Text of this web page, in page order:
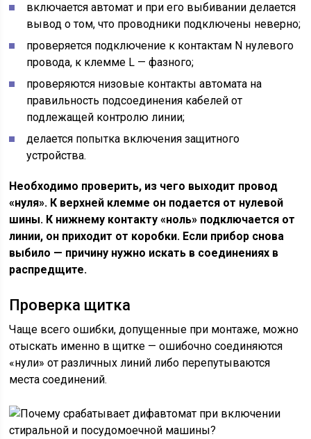
включается автомат и при его выбивании делается
вывод о том, что проводники подключены неверно;
проверяется подключение к контактам N нулевого
провода, к клемме L — фазного;
проверяются низовые контакты автомата на
правильность подсоединения кабелей от
подлежащей контролю линии;
делается попытка включения защитного
устройства.
Необходимо проверить, из чего выходит провод
«нуля». К верхней клемме он подается от нулевой
шины. К нижнему контакту «ноль» подключается от
линии, он приходит от коробки. Если прибор снова
выбило — причину нужно искать в соединениях в
распредщите.
Проверка щитка
Чаще всего ошибки, допущенные при монтаже, можно
отыскать именно в щитке — ошибочно соединяются
«нули» от различных линий либо перепутываются
места соединений.